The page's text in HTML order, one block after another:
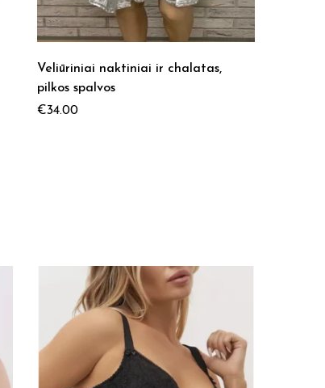
Veliūriniai naktiniai ir chalatas,
pilkos spalvos
€34.00